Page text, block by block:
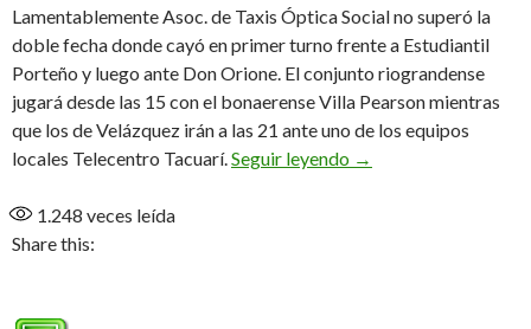
Lamentablemente Asoc. de Taxis Óptica Social no superó la
doble fecha donde cayó en primer turno frente a Estudiantil
Porteño y luego ante Don Orione. El conjunto riograndense
jugará desde las 15 con el bonaerense Villa Pearson mientras
que los de Velázquez irán a las 21 ante uno de los equipos
locales Telecentro Tacuarí.Seguir leyendo Dos fueguinos en
→
1.248 veces leída
Share this: